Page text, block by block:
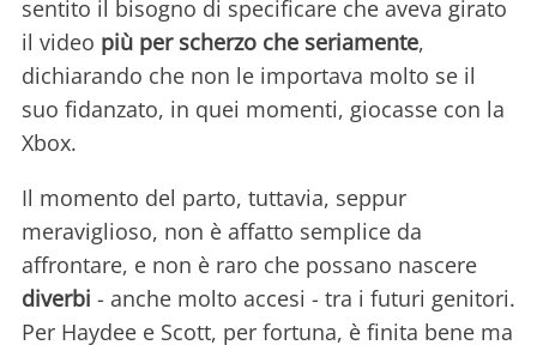
sentito il bisogno di specificare che aveva girato
il video più per scherzo che seriamente,
dichiarando che non le importava molto se il
suo fidanzato, in quei momenti, giocasse con la
Xbox.
Il momento del parto, tuttavia, seppur
meraviglioso, non è affatto semplice da
affrontare, e non è raro che possano nascere
diverbi - anche molto accesi - tra i futuri genitori.
Per Haydee e Scott, per fortuna, è finita bene ma